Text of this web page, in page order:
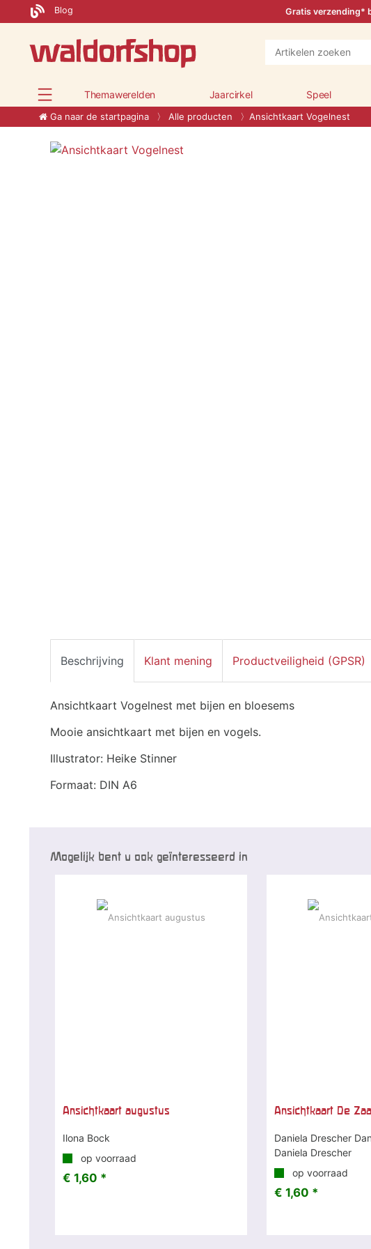
Blog Gratis verzending*
Themawerelden Jaarcirkel Speel
Ga naar de startpagina Alle producten Ansichtkaart Vogelnest
Beschrijving Klant mening Productveiligheid (GPSR)
Ansichtkaart Vogelnest met bijen en bloesems
Mooie ansichtkaart met bijen en vogels.
Illustrator: Heike Stinner
Formaat: DIN A6
Mogelijk bent u ook geïnteresseerd in
Ansichtkaart augustus
Ilona Bock
op voorraad
€ 1,60 *
Ansichtkaart De
Daniela Drescher
Daniela Drescher
op voorraad
€ 1,60 *